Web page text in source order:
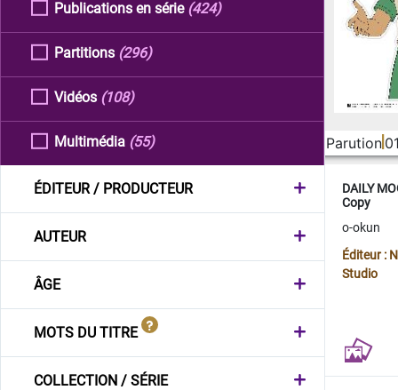
Publications en série (424)
Partitions (296)
Vidéos (108)
Multimédia (55)
ÉDITEUR / PRODUCTEUR
AUTEUR
ÂGE
MOTS DU TITRE
COLLECTION / SÉRIE
Parution
DAILY
Copy
o-okun
Éditeur :
Studio